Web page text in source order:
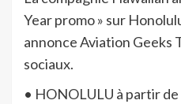
Year promo » sur
annonce Aviation Geeks
sociaux.
• HONOLULU à partir